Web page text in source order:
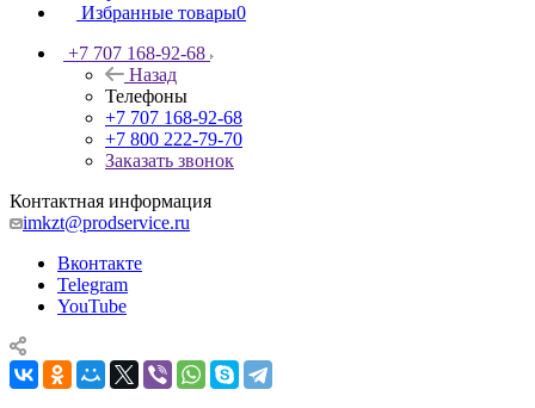
Избранные товары0
+7 707 168-92-68
Назад
Телефоны
+7 707 168-92-68
+7 800 222-79-70
Заказать звонок
Контактная информация
imkzt@prodservice.ru
Вконтакте
Telegram
YouTube